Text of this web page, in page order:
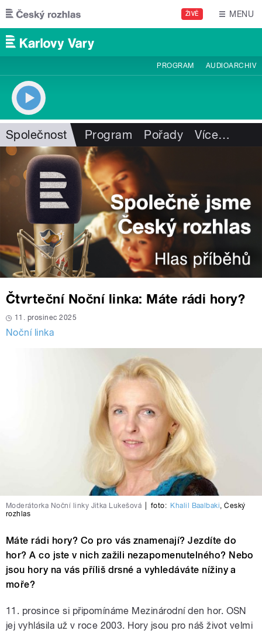
Přejít k hlavnímu obsahu
ŽIVĚ MENU
PROGRAM AUDIOARCHIV
Společnost Program Pořady Více…
Čtvrteční Noční linka: Máte rádi hory?
11. prosinec 2025
Noční linka
Moderátorka Noční linky Jitka Lukešová foto: Khalil Baalbaki,Český
rozhlas
Máte rádi hory? Co pro vás znamenají? Jezdíte do
hor? A co jste v nich zažili nezapomenutelného? Nebo
jsou hory na vás příliš drsné a vyhledáváte nížiny a
moře?
11. prosince si připomínáme Mezinárodní den hor. OSN
jej vyhlásila už v roce 2003. Hory jsou pro náš život velmi